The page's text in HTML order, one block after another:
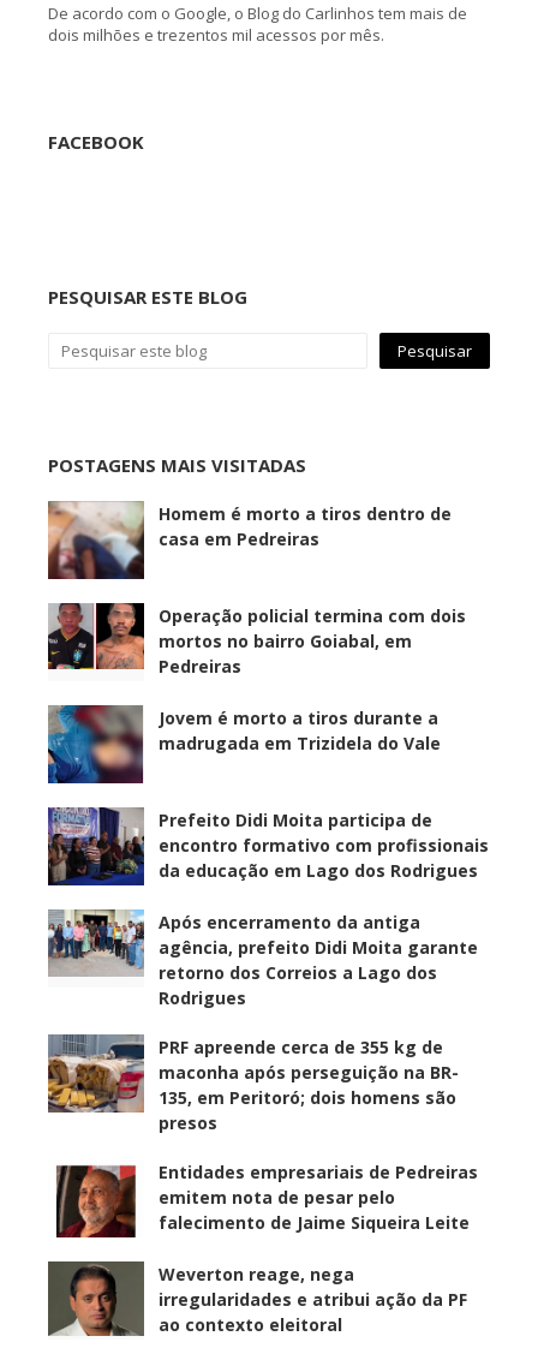
De acordo com o Google, o Blog do Carlinhos tem mais de
dois milhões e trezentos mil acessos por mês.
FACEBOOK
PESQUISAR ESTE BLOG
POSTAGENS MAIS VISITADAS
Homem é morto a tiros dentro de
casa em Pedreiras
Operação policial termina com dois
mortos no bairro Goiabal, em
Pedreiras
Jovem é morto a tiros durante a
madrugada em Trizidela do Vale
Prefeito Didi Moita participa de
encontro formativo com profissionais
da educação em Lago dos Rodrigues
Após encerramento da antiga
agência, prefeito Didi Moita garante
retorno dos Correios a Lago dos
Rodrigues
PRF apreende cerca de 355 kg de
maconha após perseguição na BR-
135, em Peritoró; dois homens são
presos
Entidades empresariais de Pedreiras
emitem nota de pesar pelo
falecimento de Jaime Siqueira Leite
Weverton reage, nega
irregularidades e atribui ação da PF
ao contexto eleitoral